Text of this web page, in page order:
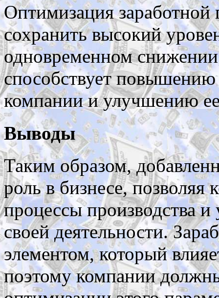
Оптимизация заработной
сохранить высокий
одновременном
способствует
компании и улучшению
Выводы
Таким образом,
роль в бизнесе,
процессы производства
своей деятельности.
элементом, который
поэтому компании